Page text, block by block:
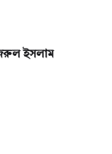
ইসলাম